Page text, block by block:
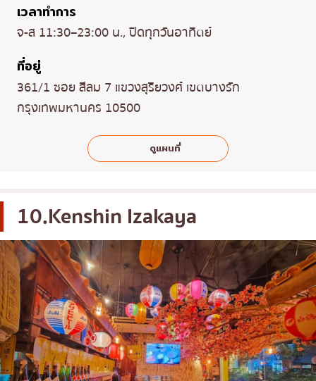
เวลาทำการ
จ-ส 11:30–23:00 น., ปิดทุกวันอาทิตย์
ที่อยู่
361/1 ซอย สีลม 7 แขวงสุริยวงศ์ เขตบางรัก
กรุงเทพมหานคร 10500
ดูแผนที่
10.Kenshin Izakaya